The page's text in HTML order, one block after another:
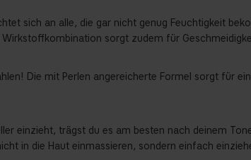
sich an alle, die gar nicht genug Feuchtigkeit
sorgt zudem für
Die mit Perlen angereicherte Formel sorgt für
einzieht, trägst du es am besten nach deinem
in die Haut einmassieren, sondern einfach